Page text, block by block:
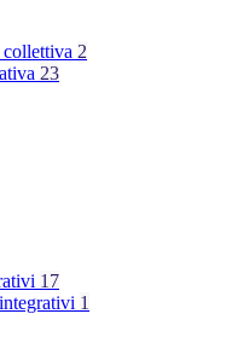
2
23
17
1